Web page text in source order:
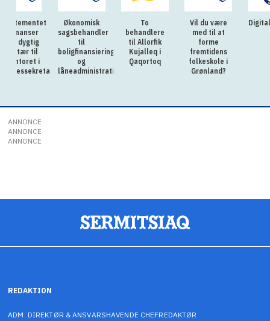
Økonomisk
sagsbehandler
boligfinansiering
låneadministration
behandlere
Kujalleq i
Vil du være
med til at
fremtidens
folkeskole i
Grønland?
ANNONCE
ANNONCE
ANNONCE
REDAKTION
ADM. DIREKTØR & ANSVARSHAVENDE CHEFREDAKTØR